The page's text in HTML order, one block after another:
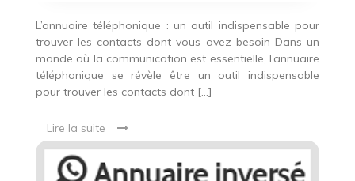
L’annuaire téléphonique : un outil indispensable pour
trouver les contacts dont vous avez besoin Dans un
monde où la communication est essentielle, l’annuaire
téléphonique se révèle être un outil indispensable
pour trouver les contacts dont […]
Lire la suite